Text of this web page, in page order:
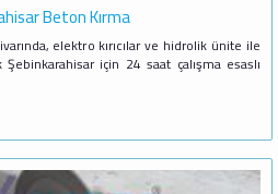
Beton Kırma
elektro kırıcılar ve hidrolik ünite ile
için 24 saat çalışma esaslı